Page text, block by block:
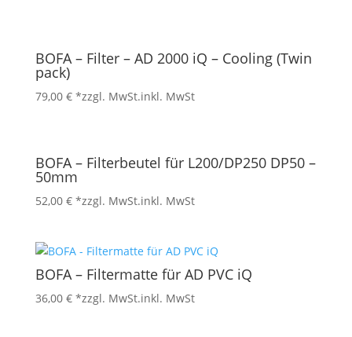
BOFA – Filter – AD 2000 iQ – Cooling (Twin
pack)
79,00 € *zzgl. MwSt.inkl. MwSt
BOFA – Filterbeutel für L200/DP250 DP50 –
50mm
52,00 € *zzgl. MwSt.inkl. MwSt
BOFA – Filtermatte für AD PVC iQ
36,00 € *zzgl. MwSt.inkl. MwSt